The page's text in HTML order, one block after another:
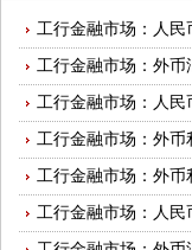
工行金融市场：人民
工行金融市场：外币
工行金融市场：人民
工行金融市场：外币
工行金融市场：外币
工行金融市场：人民